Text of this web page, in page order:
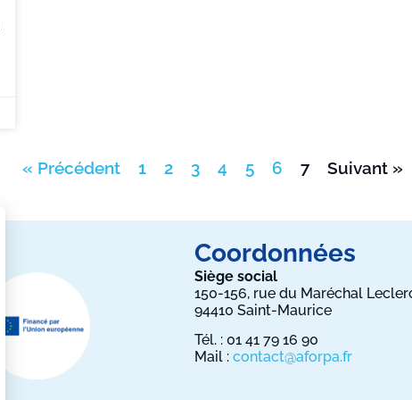
« Précédent 1 2 3 4 5 6 7 Suivant »
Coordonnées
Siège social
150-156, rue du Maréchal
94410 Saint-Maurice
Tél. : 01 41 79 16 90
Mail :contact@aforpa.fr